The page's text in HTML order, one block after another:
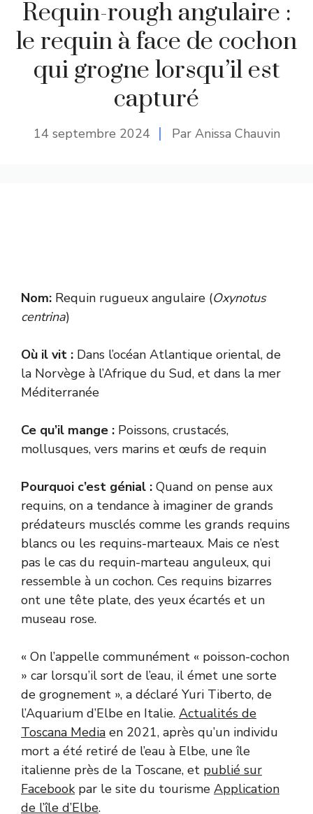
Requin-rough angulaire :
le requin à face de cochon
qui grogne lorsqu’il est
capturé
14 septembre 2024 Par Anissa Chauvin
Nom: Requin rugueux angulaire (Oxynotus
centrina)
Où il vit : Dans l’océan Atlantique oriental, de
la Norvège à l’Afrique du Sud, et dans la mer
Méditerranée
Ce qu’il mange : Poissons, crustacés,
mollusques, vers marins et œufs de requin
Pourquoi c’est génial : Quand on pense aux
requins, on a tendance à imaginer de grands
prédateurs musclés comme les grands requins
blancs ou les requins-marteaux. Mais ce n’est
pas le cas du requin-marteau anguleux, qui
ressemble à un cochon. Ces requins bizarres
ont une tête plate, des yeux écartés et un
museau rose.
« On l’appelle communément « poisson-cochon
» car lorsqu’il sort de l’eau, il émet une sorte
de grognement », a déclaré Yuri Tiberto, de
l’Aquarium d’Elbe en Italie. Actualités de
Toscana Media en 2021, après qu’un individu
mort a été retiré de l’eau à Elbe, une île
italienne près de la Toscane, et publié sur
Facebook par le site du tourisme Application
de l’île d’Elbe.